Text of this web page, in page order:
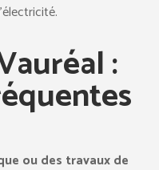
:
ou des travaux de